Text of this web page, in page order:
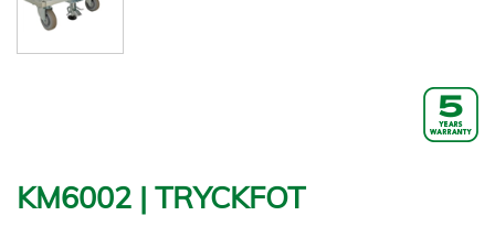
KM6002 | TRYCKFOT